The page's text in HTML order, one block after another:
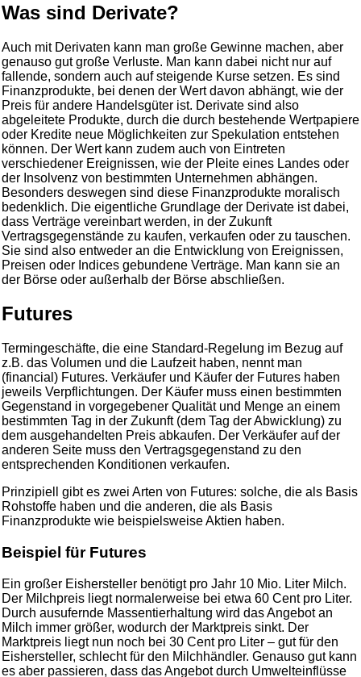
Was sind Derivate?
Auch mit Derivaten kann man große Gewinne machen, aber
genauso gut große Verluste. Man kann dabei nicht nur auf
fallende, sondern auch auf steigende Kurse setzen. Es sind
Finanzprodukte, bei denen der Wert davon abhängt, wie der
Preis für andere Handelsgüter ist. Derivate sind also
abgeleitete Produkte, durch die durch bestehende Wertpapiere
oder Kredite neue Möglichkeiten zur Spekulation entstehen
können. Der Wert kann zudem auch von Eintreten
verschiedener Ereignissen, wie der Pleite eines Landes oder
der Insolvenz von bestimmten Unternehmen abhängen.
Besonders deswegen sind diese Finanzprodukte moralisch
bedenklich. Die eigentliche Grundlage der Derivate ist dabei,
dass Verträge vereinbart werden, in der Zukunft
Vertragsgegenstände zu kaufen, verkaufen oder zu tauschen.
Sie sind also entweder an die Entwicklung von Ereignissen,
Preisen oder Indices gebundene Verträge. Man kann sie an
der Börse oder außerhalb der Börse abschließen.
Futures
Termingeschäfte, die eine Standard-Regelung im Bezug auf
z.B. das Volumen und die Laufzeit haben, nennt man
(financial) Futures. Verkäufer und Käufer der Futures haben
jeweils Verpflichtungen. Der Käufer muss einen bestimmten
Gegenstand in vorgegebener Qualität und Menge an einem
bestimmten Tag in der Zukunft (dem Tag der Abwicklung) zu
dem ausgehandelten Preis abkaufen. Der Verkäufer auf der
anderen Seite muss den Vertragsgegenstand zu den
entsprechenden Konditionen verkaufen.
Prinzipiell gibt es zwei Arten von Futures: solche, die als Basis
Rohstoffe haben und die anderen, die als Basis
Finanzprodukte wie beispielsweise Aktien haben.
Beispiel für Futures
Ein großer Eishersteller benötigt pro Jahr 10 Mio. Liter Milch.
Der Milchpreis liegt normalerweise bei etwa 60 Cent pro Liter.
Durch ausufernde Massentierhaltung wird das Angebot an
Milch immer größer, wodurch der Marktpreis sinkt. Der
Marktpreis liegt nun noch bei 30 Cent pro Liter – gut für den
Eishersteller, schlecht für den Milchhändler. Genauso gut kann
es aber passieren, dass das Angebot durch Umwelteinflüsse